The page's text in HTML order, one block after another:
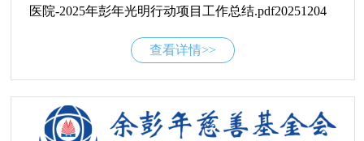
医院-2025年彭年光明行动项目工作总结.pdf20251204
告.pdf20251209张家口朝聚眼科医院-关于彭年光明行
告.pdf20251212赤峰残联-赤峰市2025年“彭年光明行
动”工作总结.pdf20251223赤峰上京医院-彭年光明行动
查看详情>>